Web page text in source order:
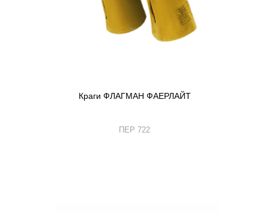
Краги ФЛАГМАН ФАЕРЛАЙТ
ПЕР 722